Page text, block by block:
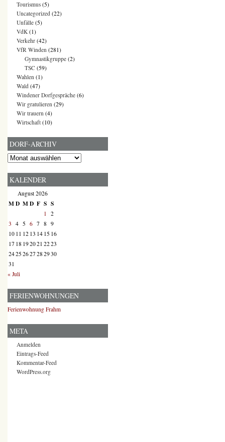
Tourismus (5)
Uncategorized (22)
Unfälle (5)
VdK (1)
Verkehr (42)
VfR Winden (281)
Gymnastikgruppe (2)
TSC (59)
Wahlen (1)
Wald (47)
Windener Dorfgespräche (6)
Wir gratulieren (29)
Wir trauern (4)
Wirtschaft (10)
DORF-ARCHIV
Dorf-
KALENDER
August 2026
MD MD F S S
1 2
3 4 5 6 7 8 9
10 11 12 13 14 15 16
17 18 192021 2223
2425 2627 28 2930
31
« Juli
FERIENWOHNUNGEN
Ferienwohnung Frahm
META
Anmelden
Eintrags-Feed
Kommentar-Feed
WordPress.org